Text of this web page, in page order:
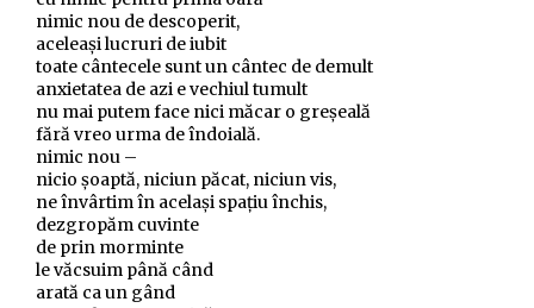
nimic nou de descoperit,
aceleași lucruri de iubit
toate cântecele sunt un cântec de demult
anxietatea de azi e vechiul tumult
nu mai putem face nici măcar o greșeală
fără vreo urma de îndoială.
nimic nou –
nicio șoaptă, niciun păcat, niciun vis,
ne învârtim în același spațiu închis,
dezgropăm cuvinte
de prin morminte
le văcsuim până când
arată ca un gând